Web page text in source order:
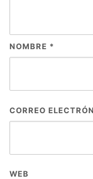
NOMBRE *
CORREO
WEB